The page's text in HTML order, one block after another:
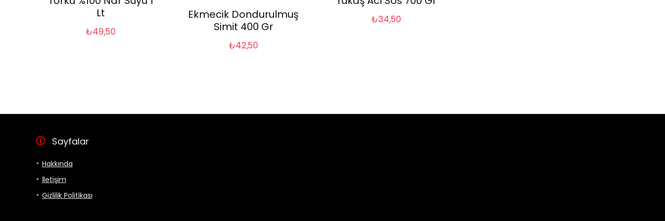
Lt
₺49,50
Ekmecik Dondurulmuş
Simit 400 Gr
₺42,50
₺34,50
Sayfalar
Hakkında
İletişim
Gizlilik Politikası